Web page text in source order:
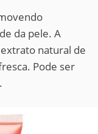
da pele. A
natural de
Pode ser